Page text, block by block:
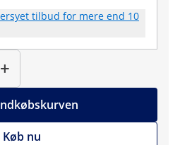
tilbud for mere end 10
+
Køb nu